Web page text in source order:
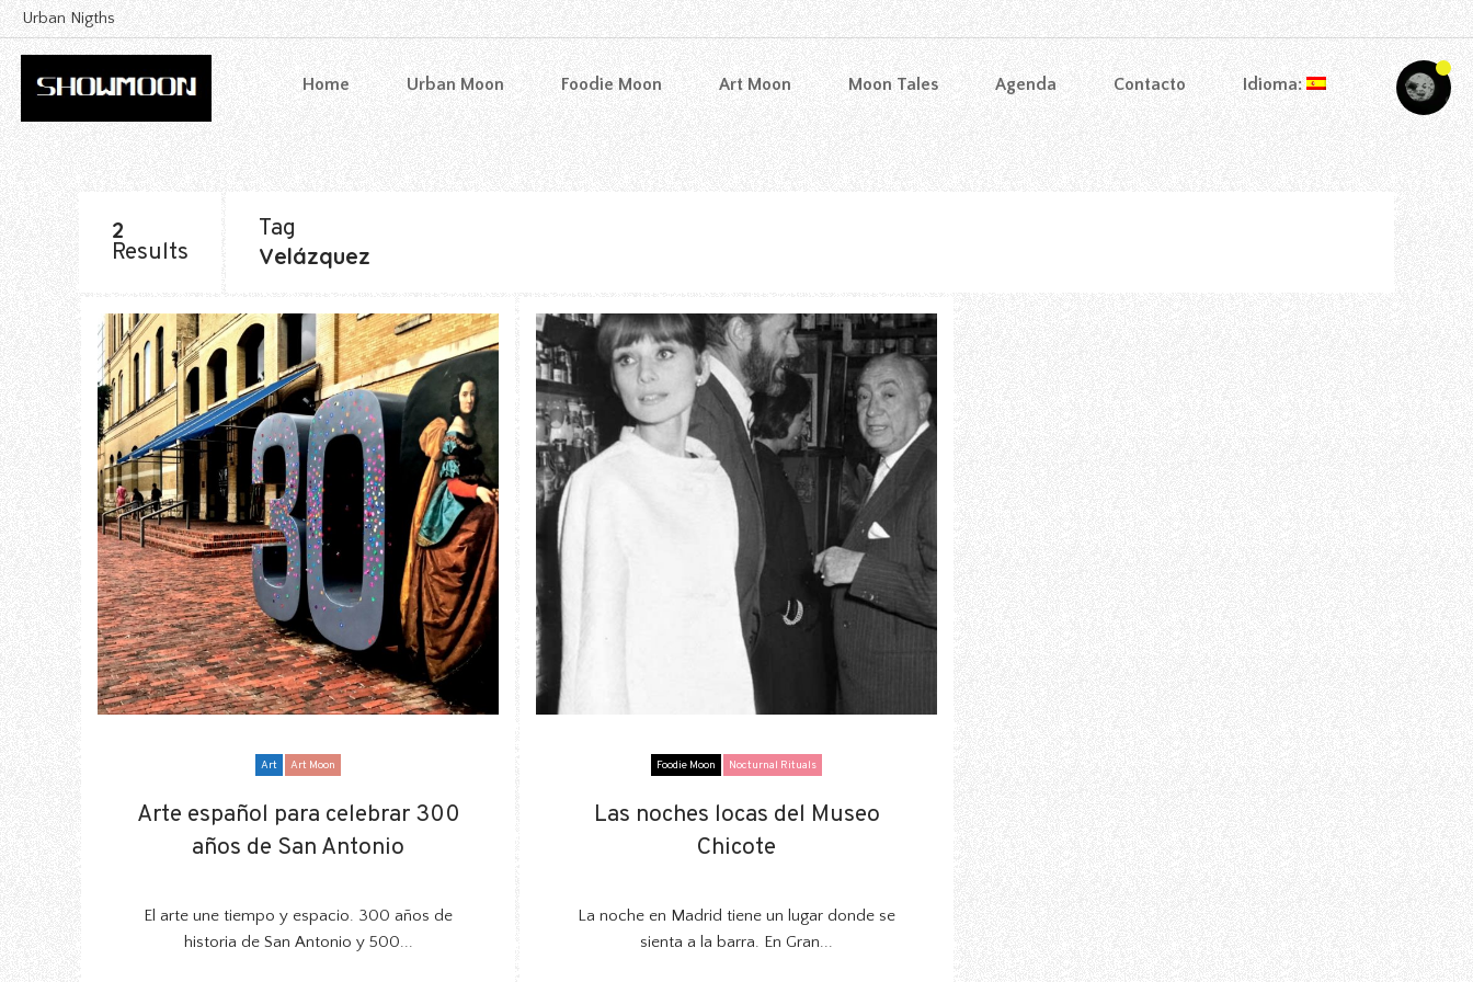
Urban Nigths
Home Urban Moon Foodie Moon Art Moon Moon Tales Agenda Contacto Idioma:
2
Results
Tag
Velázquez
Art Art Moon
Arte español para celebrar 300
años de San Antonio
Arte español para celebrar 300
años de San Antonio
El arte une tiempo y espacio. 300 años de
historia de San Antonio y 500...
Foodie Moon Nocturnal Rituals
Las noches locas del Museo
Chicote
Las noches locas del Museo
Chicote
La noche en Madrid tiene un lugar donde se
sienta a la barra. En Gran...